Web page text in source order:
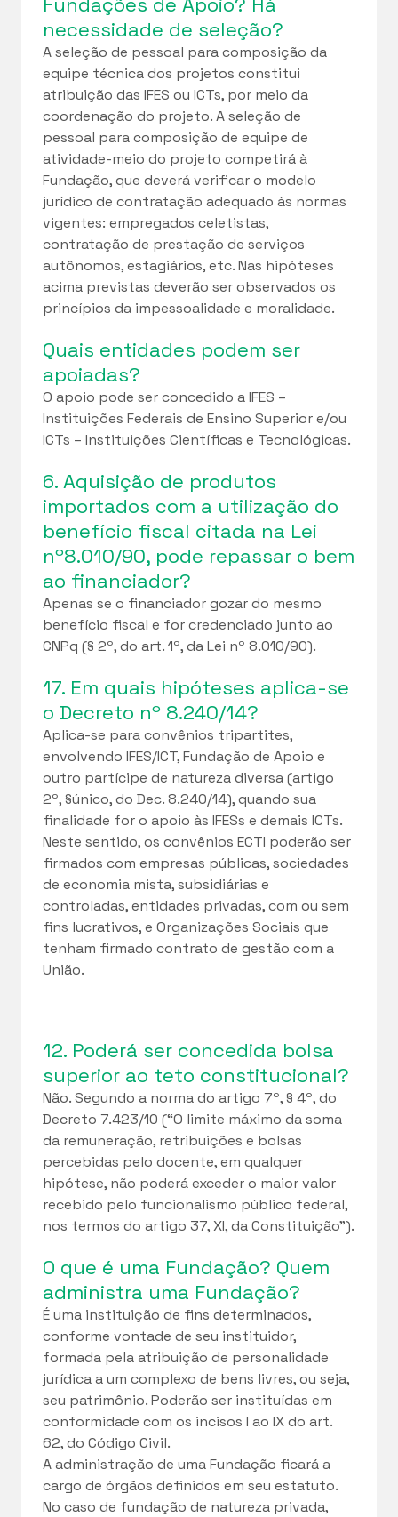
necessidade de seleção?
A seleção de pessoal para composição da
equipe técnica dos projetos constitui
atribuição das IFES ou ICTs, por meio da
coordenação do projeto. A seleção de
pessoal para composição de equipe de
atividade-meio do projeto competirá à
Fundação, que deverá verificar o modelo
jurídico de contratação adequado às normas
vigentes: empregados celetistas,
contratação de prestação de serviços
autônomos, estagiários, etc. Nas hipóteses
acima previstas deverão ser observados os
princípios da impessoalidade e moralidade.
Quais entidades podem ser
apoiadas?
O apoio pode ser concedido a IFES –
Instituições Federais de Ensino Superior e/ou
ICTs – Instituições Científicas e Tecnológicas.
6. Aquisição de produtos
importados com a utilização do
benefício fiscal citada na Lei
nº8.010/90, pode repassar o bem
ao financiador?
Apenas se o financiador gozar do mesmo
benefício fiscal e for credenciado junto ao
CNPq (§ 2º, do art. 1º, da Lei nº 8.010/90).
17. Em quais hipóteses aplica-se
o Decreto nº 8.240/14?
Aplica-se para convênios tripartites,
envolvendo IFES/ICT, Fundação de Apoio e
outro partícipe de natureza diversa (artigo
2º, §único, do Dec. 8.240/14), quando sua
finalidade for o apoio às IFESs e demais ICTs.
Neste sentido, os convênios ECTI poderão ser
firmados com empresas públicas, sociedades
de economia mista, subsidiárias e
controladas, entidades privadas, com ou sem
fins lucrativos, e Organizações Sociais que
tenham firmado contrato de gestão com a
União.
12. Poderá ser concedida bolsa
superior ao teto constitucional?
Não. Segundo a norma do artigo 7º, § 4º, do
Decreto 7.423/10 (“O limite máximo da soma
da remuneração, retribuições e bolsas
percebidas pelo docente, em qualquer
hipótese, não poderá exceder o maior valor
recebido pelo funcionalismo público federal,
nos termos do artigo 37, XI, da Constituição”).
O que é uma Fundação? Quem
administra uma Fundação?
É uma instituição de fins determinados,
conforme vontade de seu instituidor,
formada pela atribuição de personalidade
jurídica a um complexo de bens livres, ou seja,
seu patrimônio. Poderão ser instituídas em
conformidade com os incisos I ao IX do art.
62, do Código Civil.
A administração de uma Fundação ficará a
cargo de órgãos definidos em seu estatuto.
No caso de fundação de natureza privada,